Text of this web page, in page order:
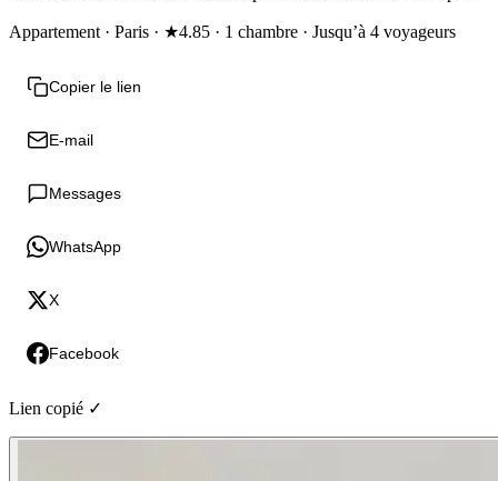
Appartement · Paris · ★4.85 · 1 chambre · Jusqu’à 4 voyageurs
Copier le lien
E-mail
Messages
WhatsApp
X
Facebook
Lien copié ✓